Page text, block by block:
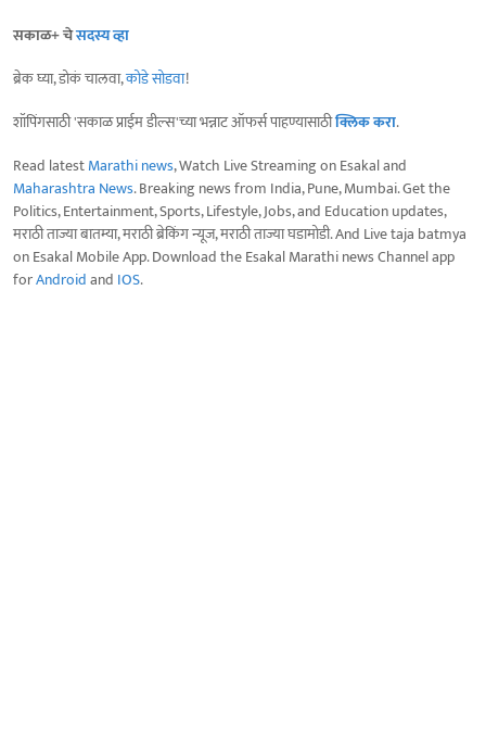
सकाळ+ चेसदस्य व्हा
ब्रेक घ्या, डोकं चालवा,कोडे सोडवा!
शॉपिंगसाठी 'सकाळ प्राईम डील्स'च्या भन्नाट ऑफर्स पाहण्यासाठीक्लिक करा.
Read latestMarathi news, Watch Live Streaming on Esakal and
Maharashtra News. Breaking news from India, Pune, Mumbai. Get the
Politics, Entertainment, Sports, Lifestyle, Jobs, and Education updates,
मराठी ताज्या बातम्या, मराठी ब्रेकिंग न्यूज, मराठी ताज्या घडामोडी. And Live taja batmya
on Esakal Mobile App. Download the Esakal Marathi news Channel app
forAndroidand IOS.